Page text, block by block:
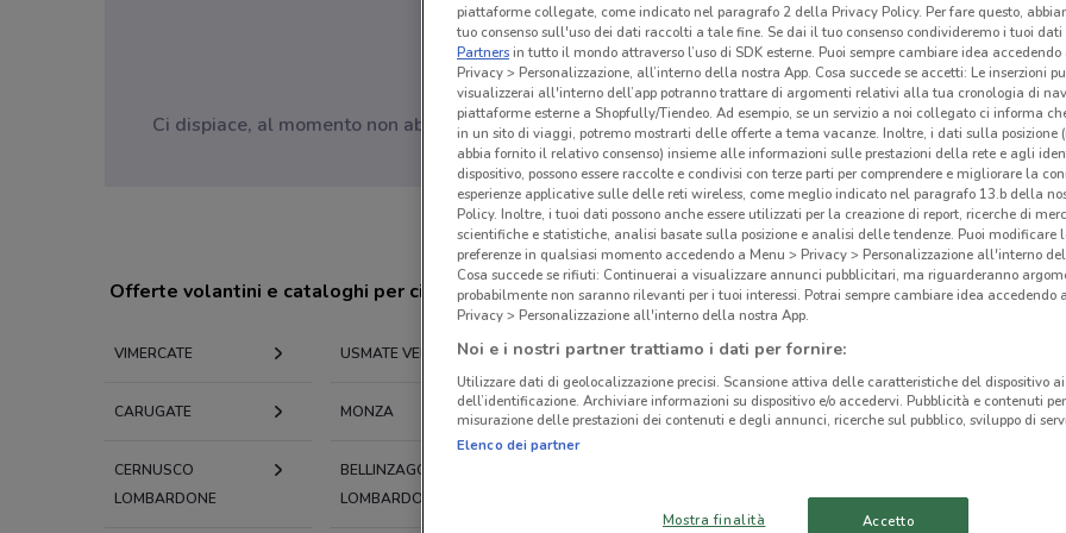
Ci dispiace, al momento non abbiamo pubblicato volantini nella tua zona. Riprova più tardi.
Offerte volantini e cataloghi per città nelle vicinanze
VIMERCATE USMATE VELATE CAMBIAGO BUSNAGO
CARUGATE MONZA MACHERIO BRUGHERIO
CERNUSCO
LOMBARDONE
BELLINZAGO
LOMBARDO
NAVIGLIO
piattaforme collegate, come indicato nel paragrafo 2 della Privacy Policy. Per fare questo,
tuo consenso sull'uso dei dati raccolti a tale fine. Se dai il tuo consenso condivideremo i tuoi dati
Partnersin tutto il mondo attraverso l’uso di SDK esterne. Puoi sempre cambiare idea accedendo
Privacy > Personalizzazione, all’interno della nostra App. Cosa succede se accetti: Le inserzioni
visualizzerai all'interno dell’app potranno trattare di argomenti relativi alla tua cronologia di
piattaforme esterne a Shopfully/Tiendeo. Ad esempio, se un servizio a noi collegato ci informa
in un sito di viaggi, potremo mostrarti delle offerte a tema vacanze. Inoltre, i dati sulla posizione
abbia fornito il relativo consenso) insieme alle informazioni sulle prestazioni della rete e agli
dispositivo, possono essere raccolte e condivisi con terze parti per comprendere e migliorare la
esperienze applicative sulle delle reti wireless, come meglio indicato nel paragrafo 13.b della
Policy. Inoltre, i tuoi dati possono anche essere utilizzati per la creazione di report, ricerche di
scientifiche e statistiche, analisi basate sulla posizione e analisi delle tendenze. Puoi modificare
preferenze in qualsiasi momento accedendo a Menu > Privacy > Personalizzazione all'interno
Cosa succede se rifiuti: Continuerai a visualizzare annunci pubblicitari, ma riguarderanno
probabilmente non saranno rilevanti per i tuoi interessi. Potrai sempre cambiare idea accedendo
Privacy > Personalizzazione all'interno della nostra App.
Noi e i nostri partner trattiamo i dati per fornire:
Utilizzare dati di geolocalizzazione precisi. Scansione attiva delle caratteristiche del dispositivo
dell’identificazione. Archiviare informazioni su dispositivo e/o accedervi. Pubblicità e contenuti
misurazione delle prestazioni dei contenuti e degli annunci, ricerche sul pubblico, sviluppo di
Elenco dei partner
Mostra finalità Accetto